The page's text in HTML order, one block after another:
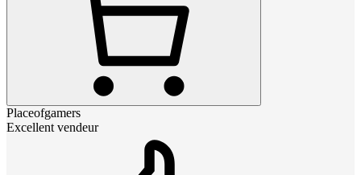
Placeofgamers
Excellent vendeur